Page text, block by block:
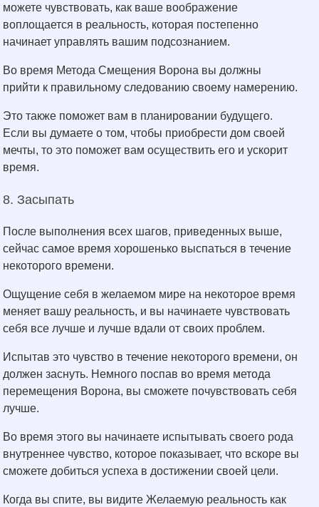
можете чувствовать, как ваше воображение
воплощается в реальность, которая постепенно
начинает управлять вашим подсознанием.
Во время Метода Смещения Ворона вы должны
прийти к правильному следованию своему намерению.
Это также поможет вам в планировании будущего.
Если вы думаете о том, чтобы приобрести дом своей
мечты, то это поможет вам осуществить его и ускорит
время.
8. Засыпать
После выполнения всех шагов, приведенных выше,
сейчас самое время хорошенько выспаться в течение
некоторого времени.
Ощущение себя в желаемом мире на некоторое время
меняет вашу реальность, и вы начинаете чувствовать
себя все лучше и лучше вдали от своих проблем.
Испытав это чувство в течение некоторого времени, он
должен заснуть. Немного поспав во время метода
перемещения Ворона, вы сможете почувствовать себя
лучше.
Во время этого вы начинаете испытывать своего рода
внутреннее чувство, которое показывает, что вскоре вы
сможете добиться успеха в достижении своей цели.
Когда вы спите, вы видите Желаемую реальность как